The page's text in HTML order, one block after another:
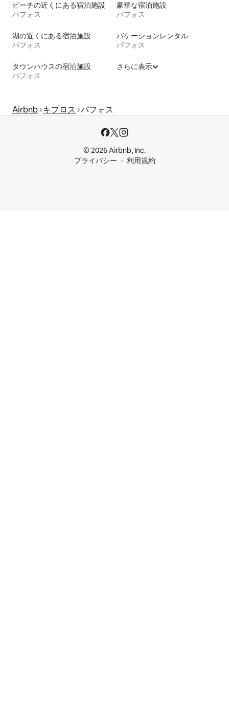
ビーチの近くにある宿泊施設
パフォス
豪華な宿泊施設
パフォス
湖の近くにある宿泊施設
パフォス
バケーションレンタル
パフォス
タウンハウスの宿泊施設
パフォス
さらに表示
Airbnb キプロス パフォス
© 2026 Airbnb, Inc.
プライバシー
利用規約